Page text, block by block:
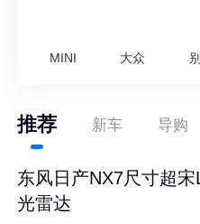
MINI 大众
推荐 新车 导购
东风日产NX7尺寸超
光雷达